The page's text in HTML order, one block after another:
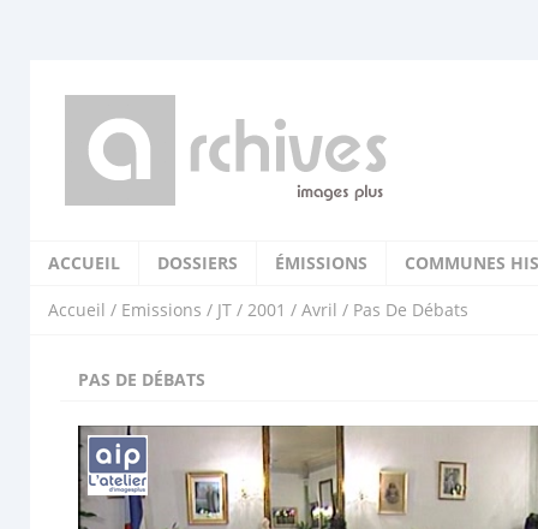
ACCUEIL DOSSIERS ÉMISSIONS COMMUNES
Accueil / Emissions / JT / 2001 / Avril / Pas De Débats
PAS DE DÉBATS